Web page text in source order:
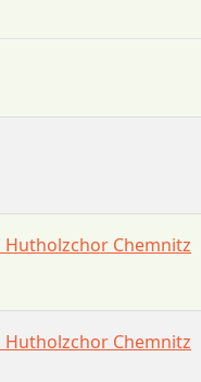
Hutholzchor Chemnitz
Hutholzchor Chemnitz